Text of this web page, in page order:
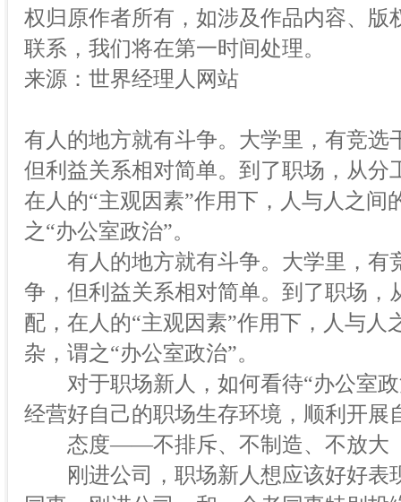
权归原作者所有，如涉及作品内容、版
联系，我们将在第一时间处理。
来源：世界经理人网站
有人的地方就有斗争。大学里，有竞
但利益关系相对简单。到了职场，从
在人的“主观因素”作用下，人与人之
之“办公室政治”。
有人的地方就有斗争。大学里，有
争，但利益关系相对简单。到了职场
配，在人的“主观因素”作用下，人与
杂，谓之“办公室政治”。
对于职场新人，如何看待“办公室政
经营好自己的职场生存环境，顺利开展
态度——不排斥、不制造、不放大
刚进公司，职场新人想应该好好表